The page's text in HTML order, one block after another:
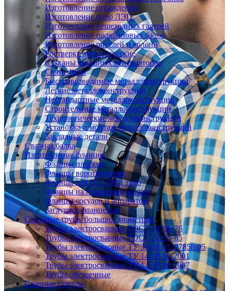
Изготовление ограждений
Изготовление опор ЛЭП
Изготовление пешеходных галерей
Изготовление подкрановых балок
Изготовление ригелей и колонн
Ростверки металлические
Стаканы крышных вентиляторов
Связи ферм
Быстровозводимые металлоконструкции
Легкие металлоконструкции
Нестандартные металлоконструкции
Строительные металлоконструкции
Технологические металлоконструкции
Установка и монтаж металлоконструкций
Закладные детали
Сварная балка
Изготовление фланцев
Фланцы плоские
Фланцы воротниковые
Фланцы для ПЭ, ПНД труб
Фланцы на приварном кольце
Фланцы сосудов и аппаратов
Заглушки фланцевые
Стальные трубы больших диаметров
Трубы электросварные ГОСТ 10706-76
Трубы электросварные ГОСТ 20295-85
Трубы электросварные ТУ 39-06-01297858-05
Трубы электросварные ТУ 14-3Р-56-2001
Трубы электросварные ТУ 14-3Р-96-2007
Трубы обечаечные
Сварные отводы